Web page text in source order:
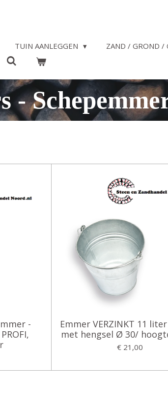
TUIN AANLEGGEN ZAND / GROND /
-
-
Emmer VERZINKT 11 liter
met hengsel Ø 30/
€ 21,00